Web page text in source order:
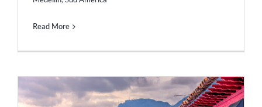
Read More